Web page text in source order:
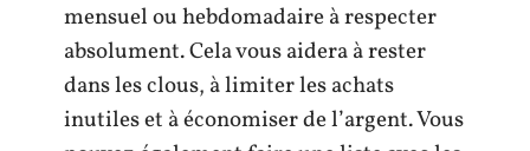
mensuel ou hebdomadaire à respecter
absolument. Cela vous aidera à rester
dans les clous, à limiter les achats
inutiles et à économiser de l’argent. Vous